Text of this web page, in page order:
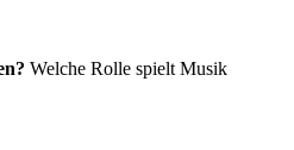
Welche Rolle spielt Musik